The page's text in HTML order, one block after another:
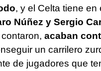
, y el Celta tiene
Núñez y Sergio
acaban
un carrilero
de jugadores que